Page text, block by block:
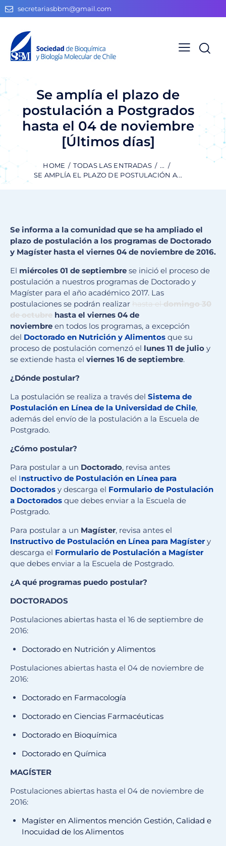
secretariasbbm@gmail.com
Se amplía el plazo de
postulación a Postgrados
hasta el 04 de noviembre
[Últimos días]
HOME TODAS LAS ENTRADAS
...
SE AMPLÍA EL PLAZO DE POSTULACIÓN A...
Se informa a la comunidad que se ha ampliado el
plazo de postulación a los programas de Doctorado
y Magíster hasta el viernes 04 de noviembre de 2016.
El miércoles 01 de septiembre se inició el proceso de
postulación a nuestros programas de Doctorado y
Magíster para el año académico 2017. Las
postulaciones se podrán realizar hasta eldomingo 30
de octubre hasta el viernes 04 de
noviembre en todos los programas, a excepción
del Doctorado en Nutrición y Alimentos que su
proceso de postulación comenzó el lunes 11 de julio y
se extiende hasta el viernes 16 de septiembre.
¿Dónde postular?
La postulación se realiza a través del Sistema de
Postulación en Línea de la Universidad de Chile,
además del envío de la postulación a la Escuela de
Postgrado.
¿Cómo postular?
Para postular a un Doctorado, revisa antes
el Instructivo de Postulación en Línea para
Doctorados y descarga el Formulario de Postulación
a Doctorados que debes enviar a la Escuela de
Postgrado.
Para postular a un Magíster, revisa antes el
Instructivo de Postulación en Línea para Magíster y
descarga el Formulario de Postulación a Magíster
que debes enviar a la Escuela de Postgrado.
¿A qué programas puedo postular?
DOCTORADOS
Postulaciones abiertas hasta el 16 de septiembre de
2016:
Doctorado en Nutrición y Alimentos
Postulaciones abiertas hasta el 04 de noviembre de
2016:
Doctorado en Farmacología
Doctorado en Ciencias Farmacéuticas
Doctorado en Bioquímica
Doctorado en Química
MAGÍSTER
Postulaciones abiertas hasta el 04 de noviembre de
2016:
Magíster en Alimentos mención Gestión, Calidad e
Inocuidad de los Alimentos